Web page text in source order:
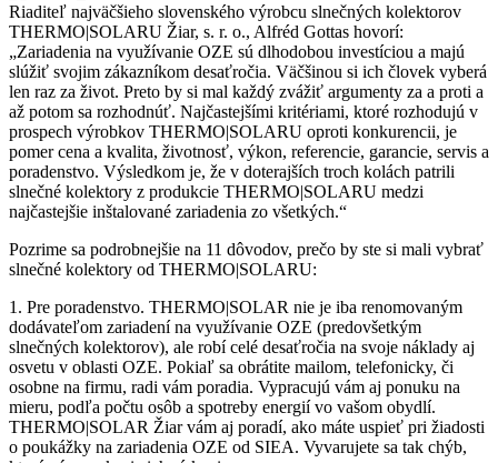
Riaditeľ najväčšieho slovenského výrobcu slnečných kolektorov
THERMO|SOLARU Žiar, s. r. o., Alfréd Gottas hovorí:
„Zariadenia na využívanie OZE sú dlhodobou investíciou a majú
slúžiť svojim zákazníkom desaťročia. Väčšinou si ich človek vyberá
len raz za život. Preto by si mal každý zvážiť argumenty za a proti a
až potom sa rozhodnúť. Najčastejšími kritériami, ktoré rozhodujú v
prospech výrobkov THERMO|SOLARU oproti konkurencii, je
pomer cena a kvalita, životnosť, výkon, referencie, garancie, servis a
poradenstvo. Výsledkom je, že v doterajších troch kolách patrili
slnečné kolektory z produkcie THERMO|SOLARU medzi
najčastejšie inštalované zariadenia zo všetkých.“
Pozrime sa podrobnejšie na 11 dôvodov, prečo by ste si mali vybrať
slnečné kolektory od THERMO|SOLARU:
1. Pre poradenstvo. THERMO|SOLAR nie je iba renomovaným
dodávateľom zariadení na využívanie OZE (predovšetkým
slnečných kolektorov), ale robí celé desaťročia na svoje náklady aj
osvetu v oblasti OZE. Pokiaľ sa obrátite mailom, telefonicky, či
osobne na firmu, radi vám poradia. Vypracujú vám aj ponuku na
mieru, podľa počtu osôb a spotreby energií vo vašom obydlí.
THERMO|SOLAR Žiar vám aj poradí, ako máte uspieť pri žiadosti
o poukážky na zariadenia OZE od SIEA. Vyvarujete sa tak chýb,